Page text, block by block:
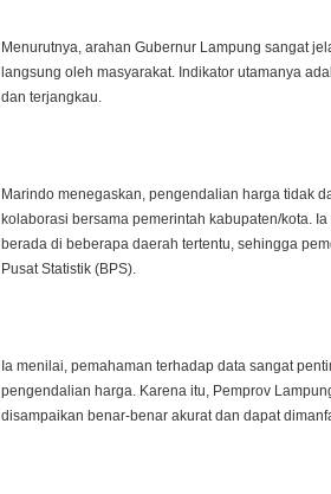
Menurutnya, arahan Gubernur Lampung sangat
langsung oleh masyarakat. Indikator utamanya
dan terjangkau.
Marindo menegaskan, pengendalian harga tidak
kolaborasi bersama pemerintah kabupaten/kota.
berada di beberapa daerah tertentu, sehingga
Pusat Statistik (BPS).
Ia menilai, pemahaman terhadap data sangat
pengendalian harga. Karena itu, Pemprov
disampaikan benar-benar akurat dan dapat